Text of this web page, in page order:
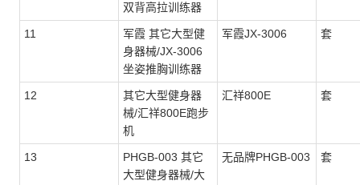
双背高拉训练器
11
军霞 其它大型健
身器械/JX-3006
坐姿推胸训练器
军霞JX-3006 套
12
其它大型健身器
械/汇祥800E跑步
机
汇祥800E 套
13
PHGB-003 其它
大型健身器械/大
无品牌PHGB-003 套